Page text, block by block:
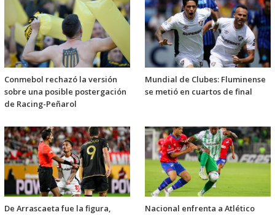
Conmebol rechazó la versión
sobre una posible postergación
de Racing-Peñarol
Mundial de Clubes: Fluminense
se metió en cuartos de final
De Arrascaeta fue la figura,
Nacional enfrenta a Atlético